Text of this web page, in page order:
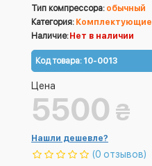
Тип компрессора: обычный
Категория: Комплектующие
Наличие: Нет в наличии
Код товара: 10-0013
Цена
5500 ₴
Нашли дешевле?
(0 отзывов)